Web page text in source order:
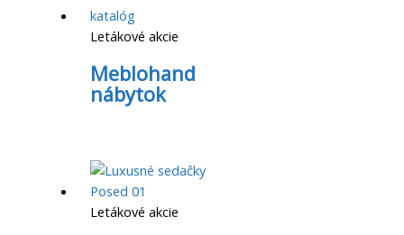
Letákové akcie
Meblohand
nábytok
Letákové akcie